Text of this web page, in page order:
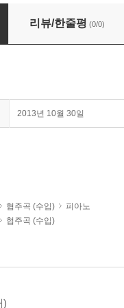
코피에프: 피아노 협
리뷰/한줄평 (0/0)
2013년 10월 30일
협주곡 (수입)
피아노
협주곡 (수입)
)